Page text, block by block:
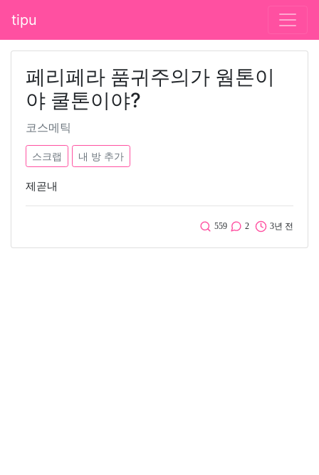
tipu
페리페라 품귀주의가 웜톤이
야 쿨톤이야?
코스메틱
스크랩 내 방 추가
제곧내
559 2 3년 전